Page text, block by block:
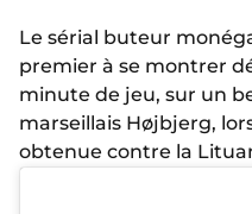
Le sérial buteur
premier à se montrer
minute de jeu, sur un
marseillais Højbjerg,
obtenue contre la